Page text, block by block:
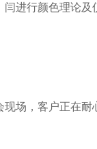
闫进行颜色理论及
现场，客户正在耐